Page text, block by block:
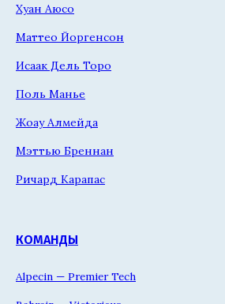
Хуан Аюсо
Маттео Йоргенсон
Исаак Дель Торо
Поль Манье
Жоау Алмейда
Мэттью Бреннан
Ричард Карапас
КОМАНДЫ
Alpecin — Premier Tech